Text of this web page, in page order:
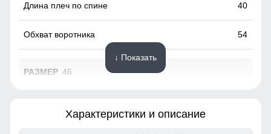
40
54
46
↓ Показать
Характеристики и описание